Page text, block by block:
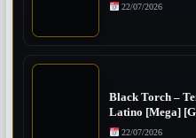
22/07/2026
Black Torch –
Latino [Mega]
22/07/2026